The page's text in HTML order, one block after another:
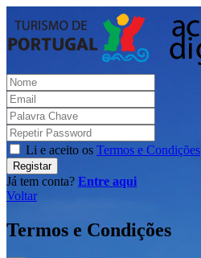
Li e aceito os Termos e Condições
Registar
Já tem conta? Entre aqui
Voltar
Termos e Condições